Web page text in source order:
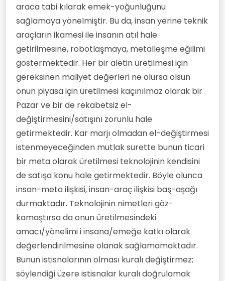
araca tabi kılarak emek-yoğunluğunu
sağlamaya yönelmiştir. Bu da, insan yerine teknik
araçların ikamesi ile insanın atıl hale
getirilmesine, robotlaşmaya, metalleşme eğilimi
göstermektedir. Her bir aletin üretilmesi için
gereksinen maliyet değerleri ne olursa olsun
onun piyasa için üretilmesi kaçınılmaz olarak bir
Pazar ve bir de rekabetsiz el-
değiştirmesini/satışını zorunlu hale
getirmektedir. Kar marjı olmadan el-değiştirmesi
istenmeyeceğinden mutlak surette bunun ticari
bir meta olarak üretilmesi teknolojinin kendisini
de satışa konu hale getirmektedir. Böyle olunca
insan-meta ilişkisi, insan-araç ilişkisi baş-aşağı
durmaktadır. Teknolojinin nimetleri göz-
kamaştırsa da onun üretilmesindeki
amacı/yönelimi i insana/emeğe katkı olarak
değerlendirilmesine olanak sağlamamaktadır.
Bunun istisnalarının olması kuralı değiştirmez;
söylendiği üzere istisnalar kuralı doğrulamak